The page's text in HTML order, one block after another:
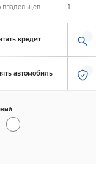
владельцев
кредит
автомобиль